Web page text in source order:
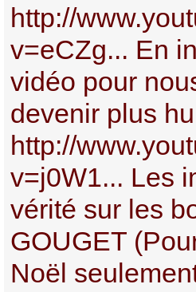
http://
v=eCZg... En
vidéo pour
devenir plus
http://
v=j0W1... Les
vérité sur les
GOUGET
Noël